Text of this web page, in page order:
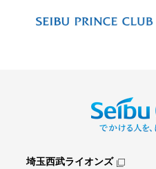
埼玉西武ライオンズ